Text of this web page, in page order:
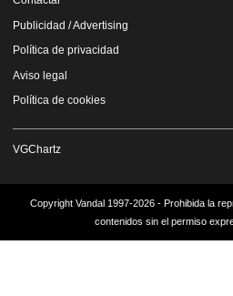
Publicidad / Advertising
Política de privacidad
Aviso legal
Política de cookies
VGChartz
Copyright Vandal 1997-2026 - Prohibida la
contenidos sin el permiso